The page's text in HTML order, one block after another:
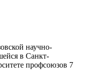
научно-
в Санкт-
проф­союзов 7